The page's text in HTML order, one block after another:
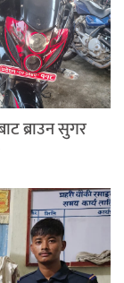
ब्राउन सुगर